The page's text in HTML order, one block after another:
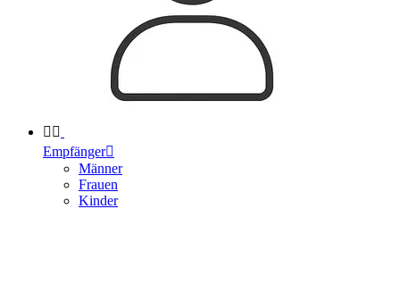
 
Empfänger
Männer
Frauen
Kinder